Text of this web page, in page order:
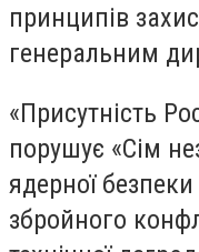
принципів
генеральним
«Присутність
порушує «Сім
ядерної
збройного